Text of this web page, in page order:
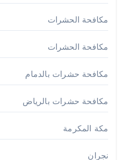
مكافحة الحشرات
مكافحة الحشرات
مكافحة حشرات بالدمام
مكافحة حشرات بالرياض
مكة المكرمة
نجران